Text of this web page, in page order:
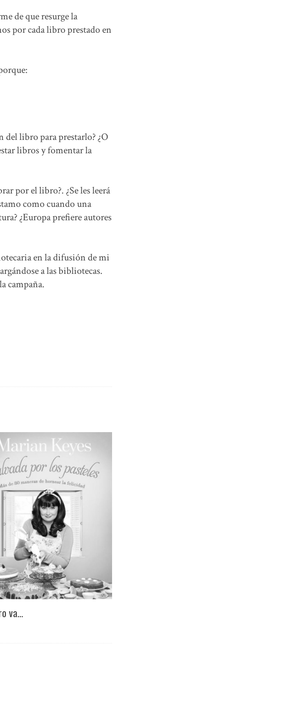
de que resurge la
por cada libro prestado en
del libro para prestarlo? ¿O
libros y fomentar la
por el libro?. ¿Se les leerá
como cuando una
¿Europa prefiere autores
en la difusión de mi
a las bibliotecas.
campaña.
va…